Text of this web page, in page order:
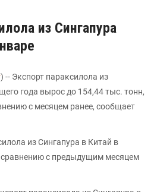
из Сингапура
) -- Экспорт параксилола из
года вырос до 154,44 тыс. тонн,
с месяцем ранее, сообщает
из Сингапура в Китай в
сравнению с предыдущим месяцем